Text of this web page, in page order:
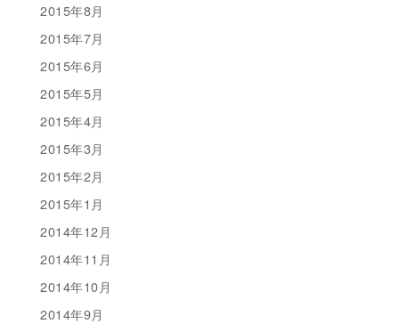
2015年8月
2015年7月
2015年6月
2015年5月
2015年4月
2015年3月
2015年2月
2015年1月
2014年12月
2014年11月
2014年10月
2014年9月